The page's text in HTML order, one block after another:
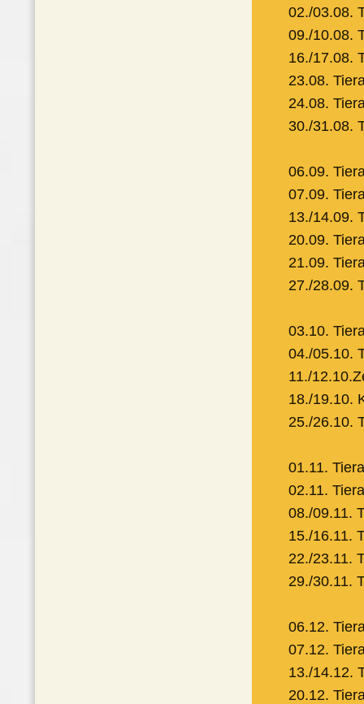
02./03.08.
09./10.08.
16./17.08.
23.08.
24.08.
30./31.08.
06.09.
07.09.
13./14.09.
20.09.
21.09.
27./28.09.
03.10.
04./05.10.
11./
18./19.10.
25./26.10.
01.11.
02.11.
08./09.11.
15./16.11.
22./23.11.
29./30.11.
06.12.
07.12.
13./14.12.
20.12.